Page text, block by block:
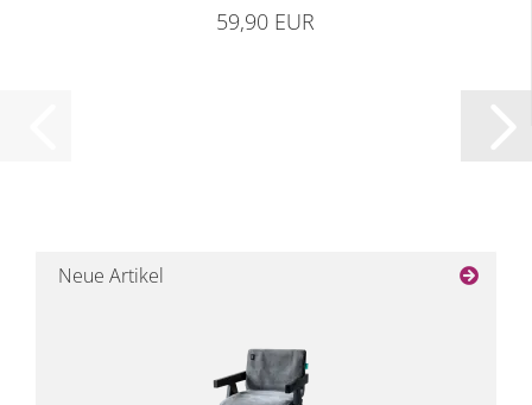
59,90 EUR
Neue Artikel